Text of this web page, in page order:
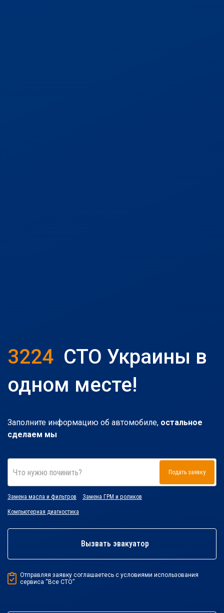
3224 СТО Украины в
одном месте!
Заполните информацию об автомобиле, остальное
сделаем мы
Что нужно починить? Подать заявку
Замена масла и фильтров Замена ГРМ и роликов
Компьютерная диагностика
Вызвать эвакуатор
Отправляя заявку соглашаетесь с условиями использования
сервиса “Все СТО”